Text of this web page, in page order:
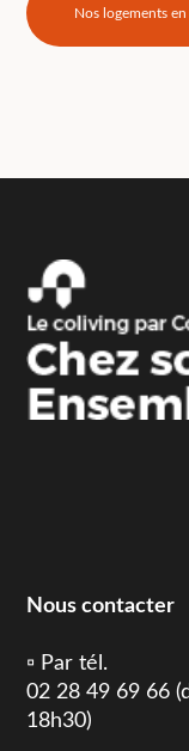
Nos logements en
Nous contacter
▫️ Par tél.
02 28 49 69 66
18h30)